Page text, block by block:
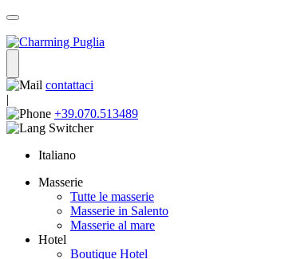
contattaci
|
+39.070.513489
Italiano
Masserie
Tutte le masserie
Masserie in Salento
Masserie al mare
Hotel
Boutique Hotel